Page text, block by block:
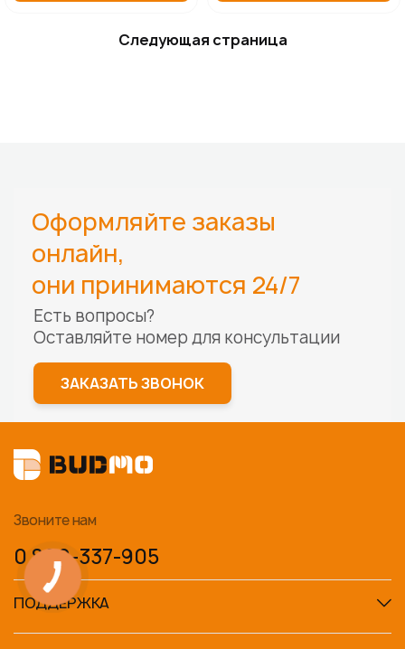
Следующая страница
Оформляйте заказы
онлайн,
они принимаются 24/7
Есть вопросы?
Оставляйте номер для консультации
ЗАКАЗАТЬ ЗВОНОК
Звоните нам
0 800-337-905
ПОДДЕРЖКА